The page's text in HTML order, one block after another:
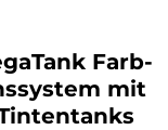
Farb-
mit